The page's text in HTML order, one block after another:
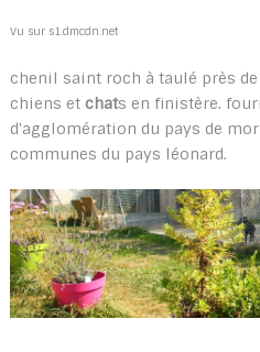
Vu sur s1.dmcdn.net
chenil saint roch à taulé près
chiens et chats en finistère.
d'agglomération du pays de
communes du pays léonard.